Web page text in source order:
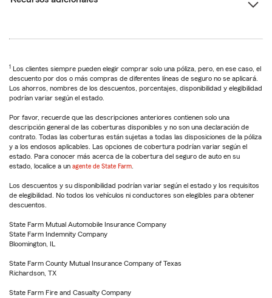
1 Los clientes siempre pueden elegir comprar solo una póliza, pero, en ese caso, el
descuento por dos o más compras de diferentes líneas de seguro no se aplicará.
Los ahorros, nombres de los descuentos, porcentajes, disponibilidad y elegibilidad
podrían variar según el estado.
Por favor, recuerde que las descripciones anteriores contienen solo una
descripción general de las coberturas disponibles y no son una declaración de
contrato. Todas las coberturas están sujetas a todas las disposiciones de la póliza
y a los endosos aplicables. Las opciones de cobertura podrían variar según el
estado. Para conocer más acerca de la cobertura del seguro de auto en su
estado, localice a un agente de State Farm
Los descuentos y su disponibilidad podrían variar según el estado y los requisitos
de elegibilidad. No todos los vehículos ni conductores son elegibles para obtener
descuentos.
State Farm Mutual Automobile Insurance Company
State Farm Indemnity Company
Bloomington, IL
State Farm County Mutual Insurance Company of Texas
Richardson, TX
State Farm Fire and Casualty Company